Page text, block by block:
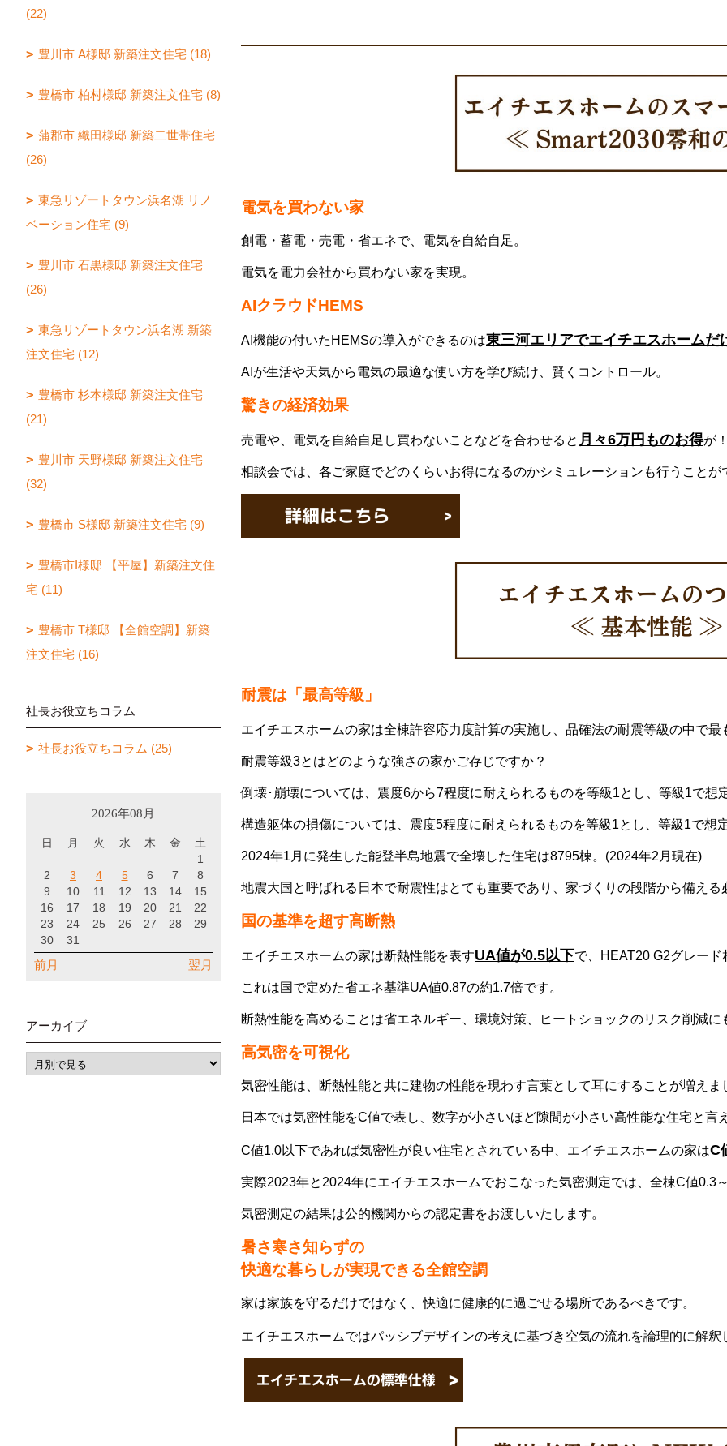
電気を買わない家
創電・蓄電・売電・省エネで、電気を自給自足。
電気を電力会社から買わない家を実現。
AIクラウドHEMS
AI機能の付いたHEMSの導入ができるのは東三河エリアでエイチエスホームだ
AIが生活や天気から電気の最適な使い方を学び続け、賢くコントロール。
驚きの経済効果
売電や、電気を自給自足し買わないことなどを合わせると 月々6万円ものお得が
相談会では、各ご家庭でどのくらいお得になるのかシミュレーションも行うことが
耐震は「最高等級」
エイチエスホームの家は全棟許容応力度計算の実施し、品確法の耐震等級の中で最
耐震等級3とはどのような強さの家かご存じですか？
倒壊･崩壊については、震度6から7程度に耐えられるものを等級1とし、等級1で想
構造躯体の損傷については、震度5程度に耐えられるものを等級1とし、等級1で想
2024年1月に発生した能登半島地震で全壊した住宅は8795棟。(2024年2月現在)
地震大国と呼ばれる日本で耐震性はとても重要であり、家づくりの段階から備える
国の基準を超す高断熱
エイチエスホームの家は断熱性能を表すUA値が0.5以下で、HEAT20 G2グレー
これは国で定めた省エネ基準UA値0.87の約1.7倍です。
断熱性能を高めることは省エネルギー、環境対策、ヒートショックのリスク削減に
高気密を可視化
気密性能は、断熱性能と共に建物の性能を現わす言葉として耳にすることが増えま
日本では気密性能をC値で表し、数字が小さいほど隙間が小さい高性能な住宅と言
C値1.0以下であれば気密性が良い住宅とされている中、エイチエスホームの家はC
実際2023年と2024年にエイチエスホームでおこなった気密測定では、全棟C値0.3
気密測定の結果は公的機関からの認定書をお渡しいたします。
暑さ寒さ知らずの
快適な暮らしが実現できる全館空調
家は家族を守るだけではなく、快適に健康的に過ごせる場所であるべきです。
エイチエスホームではパッシブデザインの考えに基づき空気の流れを論理的に解釈
(22)
豊川市 A様邸 新築注文住宅 (18)
豊橋市 柏村様邸 新築注文住宅 (8)
蒲郡市 織田様邸 新築二世帯住宅
(26)
東急リゾートタウン浜名湖 リノ
ベーション住宅 (9)
豊川市 石黒様邸 新築注文住宅
(26)
東急リゾートタウン浜名湖 新築
注文住宅 (12)
豊橋市 杉本様邸 新築注文住宅
(21)
豊川市 天野様邸 新築注文住宅
(32)
豊橋市 S様邸 新築注文住宅 (9)
豊橋市I様邸 【平屋】新築注文住
宅 (11)
豊橋市 T様邸 【全館空調】新築
注文住宅 (16)
社長お役立ちコラム
社長お役立ちコラム (25)
2026年08月
日 月 火 水 木 金
土
1
2
3 4 5 6 7
8
9
10 11 12 13 14
15
16
17 18 19 20 21
22
23
24 25 26 27 28
29
30
31
前月 翌月
アーカイブ